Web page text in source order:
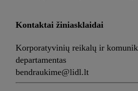
Kontaktai žiniasklaidai
Korporatyvinių reikalų ir
departamentas
bendraukime@lidl.lt